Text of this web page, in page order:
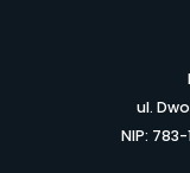
ul.
NIP: